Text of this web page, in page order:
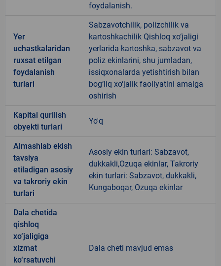
foydalanish.
Yer
uchastkalaridan
ruxsat etilgan
foydalanish
turlari
Sabzavotchilik, polizchilik va
kartoshkachilik Qishloq xo‘jaligi
yerlarida kartoshka, sabzavot va
poliz ekinlarini, shu jumladan,
issiqxonalarda yetishtirish bilan
bog‘liq xo‘jalik faoliyatini amalga
oshirish
Kapital qurilish
obyekti turlari
Yo'q
Almashlab ekish
tavsiya
etiladigan asosiy
va takroriy ekin
turlari
Asosiy ekin turlari: Sabzavot,
dukkakli,Ozuqa ekinlar, Takroriy
ekin turlari: Sabzavot, dukkakli,
Kungaboqar, Ozuqa ekinlar
Dala chetida
qishloq
xo‘jaligiga
xizmat
ko‘rsatuvchi
Dala cheti mavjud emas